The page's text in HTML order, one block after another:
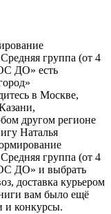
группа (от 4
ДО» есть
в Москве,
другом регионе
Наталья
группа (от 4
ДО» и выбрать
доставка курьером
вам было ещё
и конкурсы.